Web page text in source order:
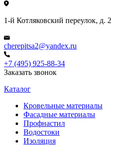
1-й Котляковский переулок, д. 2
cherepitsa2@yandex.ru
+7 (495) 925-88-34
Заказать звонок
Каталог
Кровельные материалы
Фасадные материалы
Профнастил
Водостоки
Изоляция